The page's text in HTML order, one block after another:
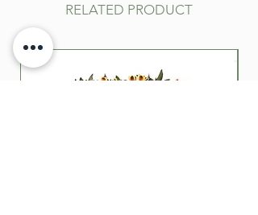
van elkaar. Zaaidiepte: 0,5‑1 cm.
Zaai meerdere keren,
met tussenpozen, zodat over een
lange periode kan geoogst
RELATED PRODUCT